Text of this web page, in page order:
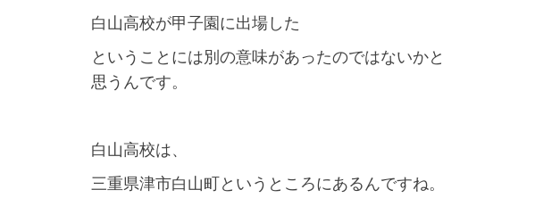
白山高校が甲子園に出場した
ということには別の意味があったのではないかと
思うんです。
白山高校は、
三重県津市白山町というところにあるんですね。